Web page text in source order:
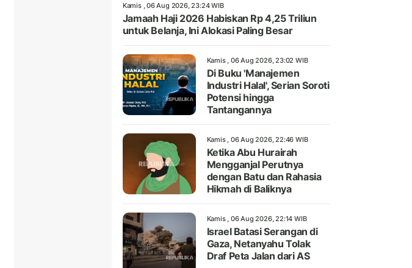
Kamis , 06 Aug 2026, 23:24 WIB
Jamaah Haji 2026 Habiskan Rp 4,25 Triliun
untuk Belanja, Ini Alokasi Paling Besar
Kamis , 06 Aug 2026, 23:02 WIB
Di Buku 'Manajemen
Industri Halal', Serian Soroti
Potensi hingga
Tantangannya
Kamis , 06 Aug 2026, 22:46 WIB
Ketika Abu Hurairah
Mengganjal Perutnya
dengan Batu dan Rahasia
Hikmah di Baliknya
Kamis , 06 Aug 2026, 22:14 WIB
Israel Batasi Serangan di
Gaza, Netanyahu Tolak
Draf Peta Jalan dari AS